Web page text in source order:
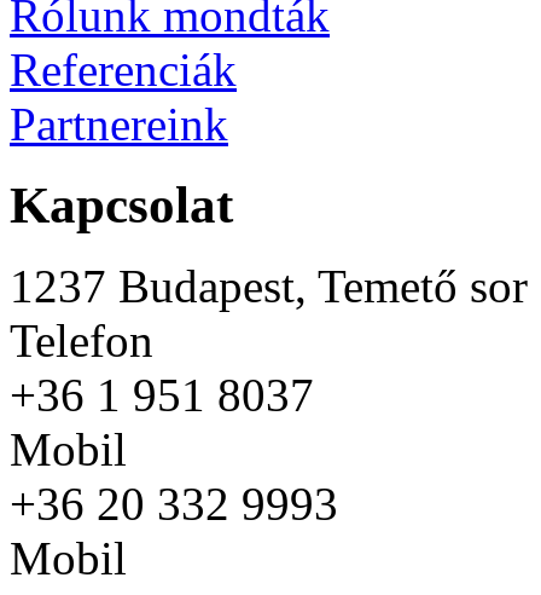
Rólunk mondták
Referenciák
Partnereink
Kapcsolat
1237 Budapest, Temető
Telefon
+36 1 951 8037
Mobil
+36 20 332 9993
Mobil